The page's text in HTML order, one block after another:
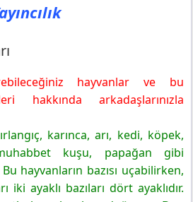
hayvanlar ve bu
hakkında arkadaşlarınızla
karınca, arı, kedi, köpek,
kuşu, papağan gibi
hayvanların bazısı uçabilirken,
iki ayaklı bazıları dört ayaklıdır.